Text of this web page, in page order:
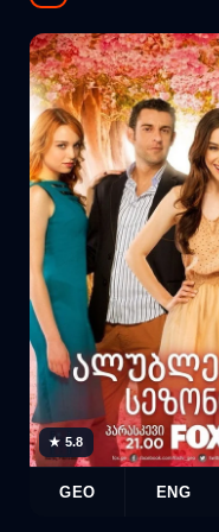
★ 5.8
GEO ENG